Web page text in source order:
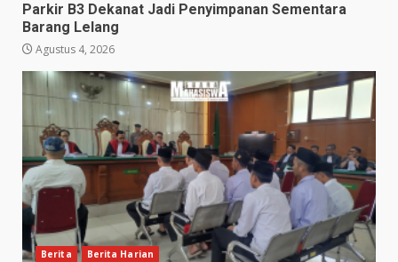
Parkir B3 Dekanat Jadi Penyimpanan Sementara
Barang Lelang
Agustus 4, 2026
Berita Berita Harian